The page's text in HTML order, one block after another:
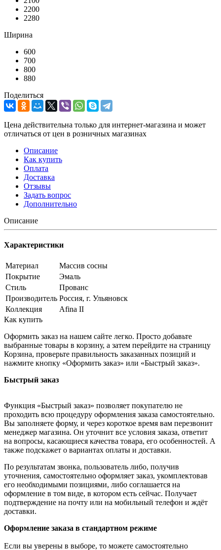
2200
2280
Ширина
600
700
800
880
Поделиться
Цена действительна только для интернет-магазина и может
отличаться от цен в розничных магазинах
Описание
Как купить
Оплата
Доставка
Отзывы
Задать вопрос
Дополнительно
Описание
Характеристики
Материал
Массив сосны
Покрытие
Эмаль
Стиль
Прованс
Производитель Россия, г. Ульяновск
Коллекция
Afina II
Как купить
Оформить заказ на нашем сайте легко. Просто добавьте
выбранные товары в корзину, а затем перейдите на страницу
Корзина, проверьте правильность заказанных позиций и
нажмите кнопку «Оформить заказ» или «Быстрый заказ».
Быстрый заказ
Функция «Быстрый заказ» позволяет покупателю не
проходить всю процедуру оформления заказа самостоятельно.
Вы заполняете форму, и через короткое время вам перезвонит
менеджер магазина. Он уточнит все условия заказа, ответит
на вопросы, касающиеся качества товара, его особенностей. А
также подскажет о вариантах оплаты и доставки.
По результатам звонка, пользователь либо, получив
уточнения, самостоятельно оформляет заказ, укомплектовав
его необходимыми позициями, либо соглашается на
оформление в том виде, в котором есть сейчас. Получает
подтверждение на почту или на мобильный телефон и ждёт
доставки.
Оформление заказа в стандартном режиме
Если вы уверены в выборе, то можете самостоятельно